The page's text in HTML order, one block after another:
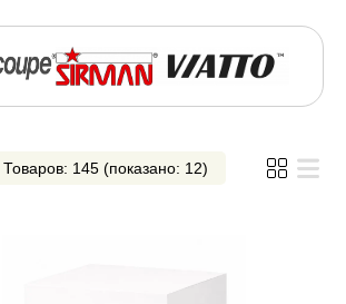
Товаров: 145 (показано: 12)